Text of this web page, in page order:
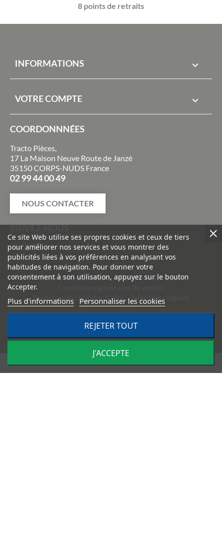
8 points de retraits
INFORMATIONS 
VOTRE COMPTE 
COORDONNNÉES
Tracto Pièces,
17 La Maison Neuve Route de Janzé
35150 CORPS-NUDS France
02 99 44 00 49
NOUS CONTACTER
SUIVEZ-NOUS
Livraisons et retours
Paiement sécurisé
Politique de confidentialité
Mentions légales
TRACTO PIÈCES - Conception & réalisation :
Ce site Web utilise ses propres cookies et ceux de tiers
pour améliorer nos services et vous montrer des
publicités liées à vos préférences en analysant vos
habitudes de navigation. Pour donner votre
consentement à son utilisation, appuyez sur le bouton
Accepter.
Plus d'informations Personnaliser les cookies
REJETER TOUT
J'ACCEPTE